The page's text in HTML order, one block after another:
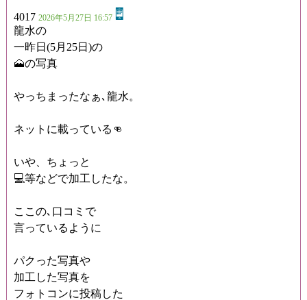
4017 2026年5月27日 16:57
龍水の
一昨日(5月25日)の
🗻の写真
やっちまったなぁ､龍水。
ネットに載っている👊
いや、ちょっと
💻等などで加工したな。
ここの､口コミで
言っているように
パクった写真や
加工した写真を
フォトコンに投稿した